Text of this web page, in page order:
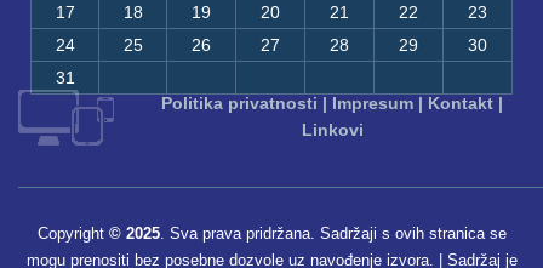
17
18 19 20 21 22
23
24
25 26 27 28 29
30
31
Politika privatnosti | Impresum | Kontakt |
Linkovi
Copyright © 2025. Sva prava pridržana. Sadržaji s ovih stranica se
mogu prenositi bez posebne dozvole uz navođenje izvora. | Sadržaj je